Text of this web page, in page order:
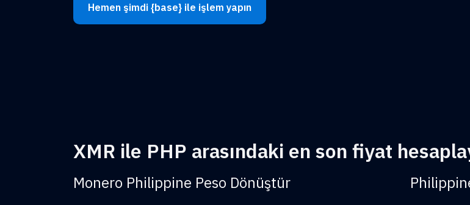
Hemen şimdi {base} ile işlem yapın
XMR ile PHP arasındaki en son fiyat
Monero Philippine Peso Dönüştür